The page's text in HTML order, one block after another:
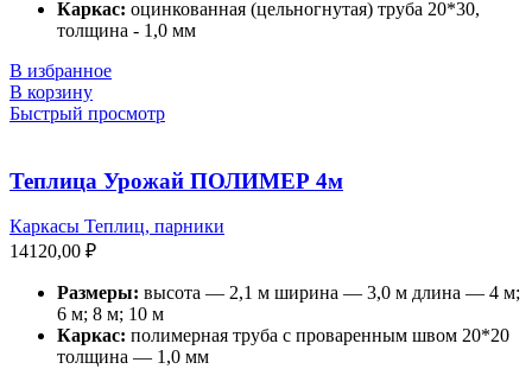
Каркас: оцинкованная (цельногнутая) труба 20*30,
толщина - 1,0 мм
В избранное
В корзину
Быстрый просмотр
Теплица Урожай ПОЛИМЕР 4м
Каркасы Теплиц, парники
14120,00 ₽
Размеры: высота — 2,1 м ширина — 3,0 м длина — 4 м;
6 м; 8 м; 10 м
Каркас: полимерная труба с проваренным швом 20*20
толщина — 1,0 мм